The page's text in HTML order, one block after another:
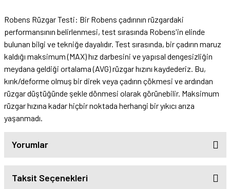
Robens Rüzgar Testi: Bir Robens çadırının rüzgardaki
performansının belirlenmesi, test sırasında Robens'in elinde
bulunan bilgi ve tekniğe dayalıdır. Test sırasında, bir çadırın maruz
kaldığı maksimum (MAX) hız darbesini ve yapısal dengesizliğin
meydana geldiği ortalama (AVG) rüzgar hızını kaydederiz. Bu,
kırık/deforme olmuş bir direk veya çadırın çökmesi ve ardından
rüzgar düştüğünde şekle dönmesi olarak görünebilir. Maksimum
rüzgar hızına kadar hiçbir noktada herhangi bir yıkıcı arıza
yaşanmadı.
Yorumlar
Taksit Seçenekleri